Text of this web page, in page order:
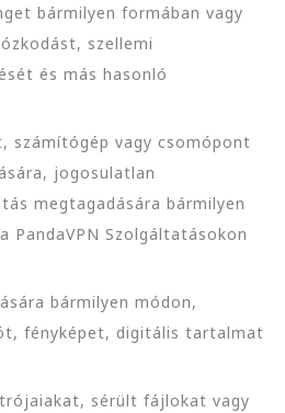
bármilyen formában vagy
szellemi
és más hasonló
számítógép vagy csomópont
jogosulatlan
megtagadására bármilyen
PandaVPN Szolgáltatásokon
bármilyen módon,
fényképet, digitális tartalmat
sérült fájlokat vagy